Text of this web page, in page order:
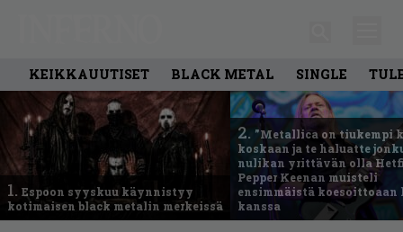
KEIKKAUUTISET BLACK METAL SINGLE
1. Espoon syyskuu käynnistyy
kotimaisen black metalin merkeissä
2. ”Metallica on tiukempi
koskaan ja te haluatte
nulikan yrittävän olla
Pepper Keenan muisteli
ensimmäistä
kanssa